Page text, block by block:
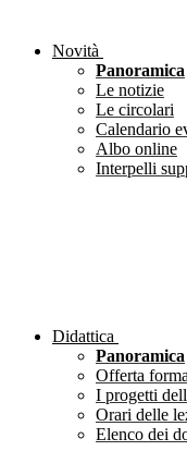
Novità
Panoramica
Le notizie
Le circolari
Calendario
Albo online
Interpelli
Didattica
Panoramica
Offerta
I progetti
Orari delle
Elenco dei